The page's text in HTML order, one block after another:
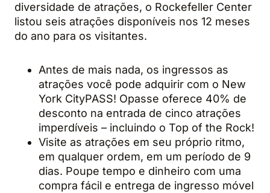
diversidade de atrações, o Rockefeller Center
listou seis atrações disponíveis nos 12 meses
do ano para os visitantes.
Antes de mais nada, os ingressos as
atrações você pode adquirir com o New
York CityPASS! Opasse oferece 40% de
desconto na entrada de cinco atrações
imperdíveis – incluindo o Top of the Rock!
Visite as atrações em seu próprio ritmo,
em qualquer ordem, em um período de 9
dias. Poupe tempo e dinheiro com uma
compra fácil e entrega de ingresso móvel